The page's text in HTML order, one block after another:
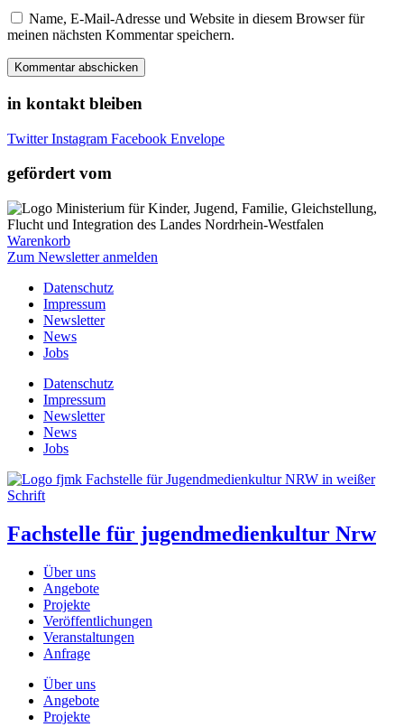
Name, E-Mail-Adresse und Website in diesem Browser für
meinen nächsten Kommentar speichern.
in kontakt bleiben
Twitter Instagram Facebook Envelope
gefördert vom
Warenkorb
Zum Newsletter anmelden
Datenschutz
Impressum
Newsletter
News
Jobs
Datenschutz
Impressum
Newsletter
News
Jobs
Fachstelle für jugendmedienkultur Nrw
Über uns
Angebote
Projekte
Veröffentlichungen
Veranstaltungen
Anfrage
Über uns
Angebote
Projekte